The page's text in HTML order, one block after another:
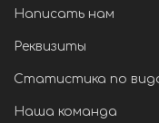
Написать нам
Реквизиты
Статистика по
Наша команда